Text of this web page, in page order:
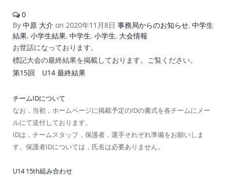
0
By 中原 大介 on 2020年11月8日 事務局からのお知らせ, 中学生
結果, 小学生結果, 中学生, 小学生, 大会情報
お世話になっております。
標記大会の最終結果を掲載しております。ご覧ください。
第15回 U14 最終結果
チームIDについて
なお，当初，ホームページに掲載予定のIDの書式を各チームにメー
ルにて送付しております。
IDは，チームスタッフ，保護者，選手それぞれ準備をお願いしま
す。保護者IDについては，氏名は必要ありません。
U14 15th組み合わせ